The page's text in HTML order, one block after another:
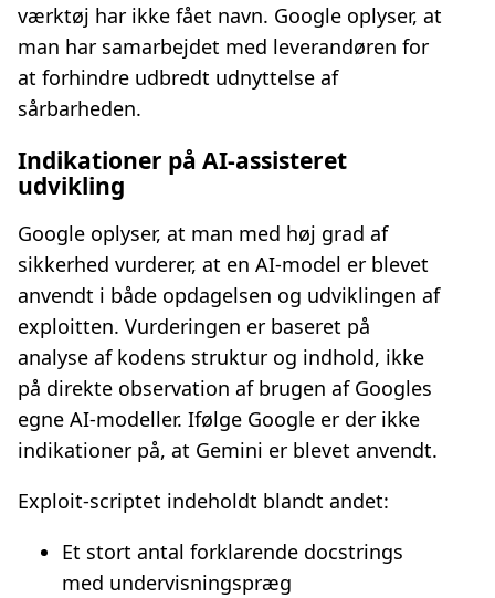
værktøj har ikke fået navn. Google oplyser, at
man har samarbejdet med leverandøren for
at forhindre udbredt udnyttelse af
sårbarheden.
Indikationer på AI‑assisteret
udvikling
Google oplyser, at man med høj grad af
sikkerhed vurderer, at en AI‑model er blevet
anvendt i både opdagelsen og udviklingen af
exploitten. Vurderingen er baseret på
analyse af kodens struktur og indhold, ikke
på direkte observation af brugen af Googles
egne AI‑modeller. Ifølge Google er der ikke
indikationer på, at Gemini er blevet anvendt.
Exploit‑scriptet indeholdt blandt andet:
Et stort antal forklarende docstrings
med undervisningspræg